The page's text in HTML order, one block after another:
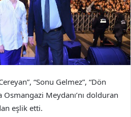
“Sonu Gelmez”, “Dön
Osmangazi Meydanı’nı dolduran
eşlik etti.